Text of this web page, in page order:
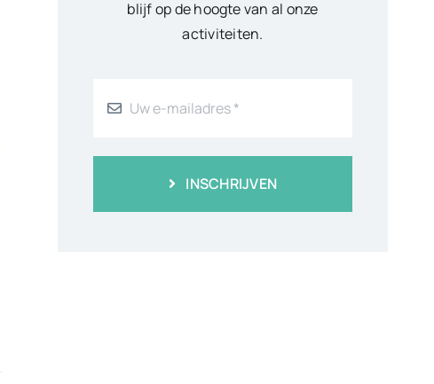
blijf op de hoogte van al onze
activiteiten.
INSCHRIJVEN